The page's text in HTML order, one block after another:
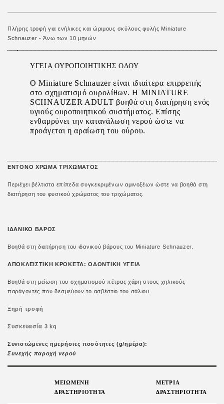
Πλήρης τροφή για ενήλικες και ώριμους σκύλους φυλής Miniature
Schnauzer - Άνω των 10 μηνών
ΥΓΕΙΑ ΟΥΡΟΠΟΙΗΤΙΚΗΣ ΟΔΟΥ
Ο Miniature Schnauzer είναι ιδιαίτερα επιρρεπής
στο σχηματισμό ουρολίθων. Η MINIATURE
SCHNAUZER ADULT βοηθά στη διατήρηση ενός
υγιούς ουροποιητικού συστήματος. Επίσης
ενθαρρύνει την κατανάλωση νερού ώστε να
προάγεται η αραίωση του ούρου.
ΕΝΤΟΝΟ ΧΡΩΜΑ ΤΡΙΧΩΜΑΤΟΣ
Περιέχει βέλτιστα επίπεδα συγκεκριμένων αμινοξέων ώστε να βοηθά στη
διατήρηση του φυσικού χρώματος του τριχώματος.
ΙΔΑΝΙΚΟ ΒΑΡΟΣ
Βοηθά στη διατήρηση του ιδανικού βάρους του Miniature Schnauzer.
ΑΠΟΚΛΕΙΣΤΙΚΗ ΚΡΟΚΕΤΑ: ΟΔΟΝΤΙΚΗ ΥΓΕΙΑ
Βοηθά στη μείωση του σχηματισμού πέτρας χάρη στους χηλικούς
παράγοντες που δεσμεύουν το ασβέστιο του σάλιου.
Ξηρή τροφή
Συσκευασία 3 kg
Συνιστώμενες ημερήσιες ποσότητες (g/ημέρα):
Συνεχής παροχή νερού
ΜΕΙΩΜΕΝΗ
ΔΡΑΣΤΗΡΙΟΤΗΤΑ
ΜΕΤΡΙΑ
ΔΡΑΣΤΗΡΙΟΤΗΤΑ